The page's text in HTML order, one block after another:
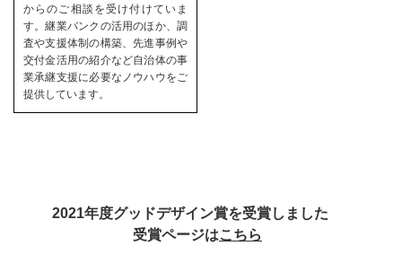
からのご相談を受け付けていま
す。継業バンクの活用のほか、調
査や支援体制の構築、先進事例や
交付金活用の紹介など自治体の事
業承継支援に必要なノウハウをご
提供しています。
2021年度グッドデザイン賞を受賞しました
受賞ページはこちら